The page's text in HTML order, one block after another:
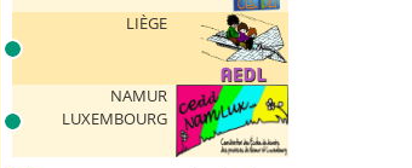
LIÈGE
NAMUR
LUXEMBOURG